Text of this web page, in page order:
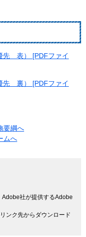
先 表） [PDFファイ
先 裏） [PDFファイ
要綱へ
ムへ
Adobe社が提供するAdobe
ンク先からダウンロード